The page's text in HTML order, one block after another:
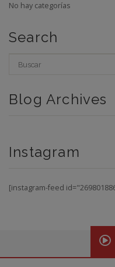
No hay categorías
Search
Blog Archives
Instagram
[instagram-feed